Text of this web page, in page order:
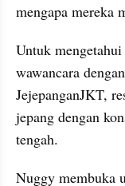
mengapa mereka
Untuk
wawancara
JejepanganJKT,
jepang dengan
tengah.
Nuggy membuka